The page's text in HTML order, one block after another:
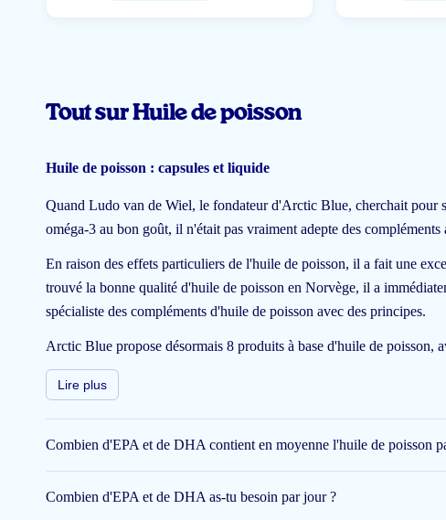
Tout sur Huile de poisson
Huile de poisson : capsules et liquide
Quand Ludo van de Wiel, le fondateur d'Arctic Blue, cherchait pour
oméga-3 au bon goût, il n'était pas vraiment adepte des
En raison des effets particuliers de l'huile de poisson, il a fait une
trouvé la bonne qualité d'huile de poisson en Norvège, il a
spécialiste des compléments d'huile de poisson avec des principes.
Arctic Blue propose désormais 8 produits à base d'huile de poisson,
liquide.
Qu'est-ce que l'huile de
L'huile de poisson est considérée par certains comme une sorte
Qu'est-ce que l'huile de poisson au juste et dans quoi la trouve-t-
Lire plus
Combien d'EPA et de DHA contient en moyenne l'huile de poisson
Combien d'EPA et de DHA as-tu besoin par jour ?